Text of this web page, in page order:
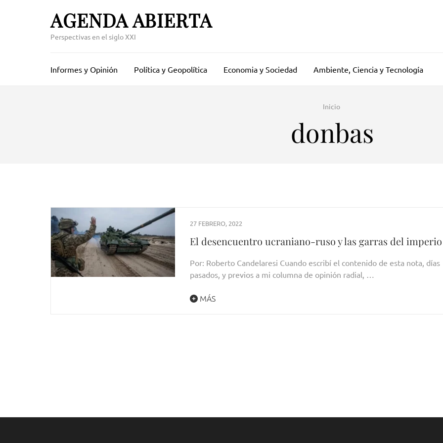
AGENDA ABIERTA
Perspectivas en el siglo XXI
Informes y Opinión Política y Geopolítica Economia y Sociedad Ambiente, Ciencia y Tecnología
Inicio
donbas
27 FEBRERO, 2022
El desencuentro ucraniano-ruso y las garras del imperio
Por: Roberto Candelaresi Cuando escribí el contenido de esta nota, días
pasados, y previos a mi columna de opinión radial, …
MÁS